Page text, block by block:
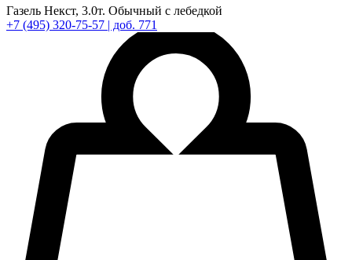
Газель Некст, 3.0т. Обычный с лебедкой
+7 (495) 320-75-57 | доб. 771